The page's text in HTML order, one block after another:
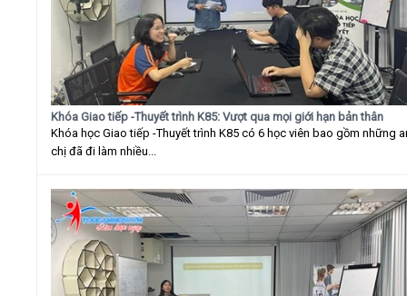
Khóa Giao tiếp -Thuyết trình K85: Vượt qua mọi giới hạn bản thân
Khóa học Giao tiếp -Thuyết trình K85 có 6 học viên bao gồm những
chị đã đi làm nhiều...